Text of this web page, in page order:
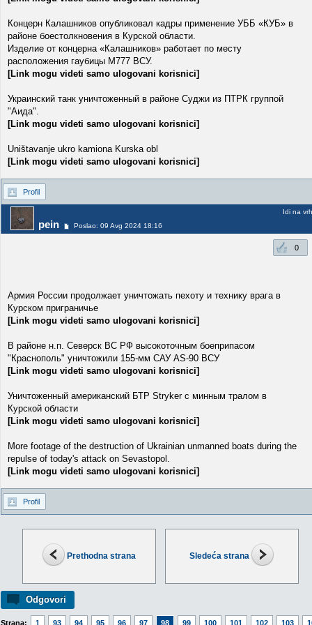
Prethodna strana Sledeća strana
Odgovori
Strana: 1 93 94 95 96 97 98 99 100 101 102 103
Концерн Калашников опубликовал кадры применение УББ «КУБ» в
районе боестолкновения в Курской области.
Изделие от концерна «Калашников» работает по месту
расположения гаубицы М777 ВСУ.
[Link mogu videti samo ulogovani korisnici]
Украинский танк уничтоженный в районе Суджи из ПТРК группой
"Аида".
[Link mogu videti samo ulogovani korisnici]
Uništavanje ukro kamiona Kurska obl
[Link mogu videti samo ulogovani korisnici]
Profil
pein Poslao: 09 Avg 2024 18:16
Idi na vrh
0
Армия России продолжает уничтожать пехоту и технику врага в
Курском приграничье
[Link mogu videti samo ulogovani korisnici]
В районе н.п. Северск ВС РФ высокоточным боеприпасом
"Краснополь" уничтожили 155-мм САУ AS-90 ВСУ
[Link mogu videti samo ulogovani korisnici]
Уничтоженный американский БТР Stryker с минным тралом в
Курской области
[Link mogu videti samo ulogovani korisnici]
More footage of the destruction of Ukrainian unmanned boats during the
repulse of today's attack on Sevastopol.
[Link mogu videti samo ulogovani korisnici]
Profil